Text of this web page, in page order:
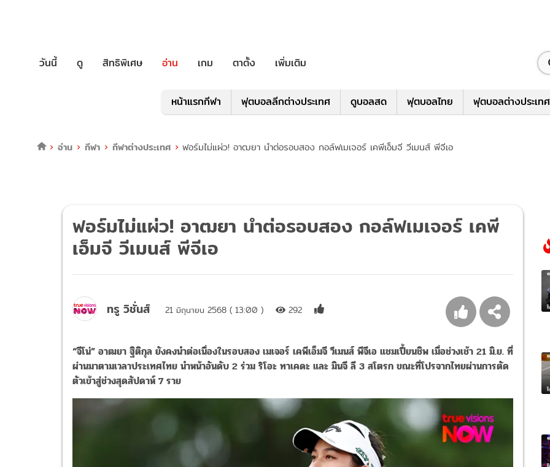
วันนี้ ดู สิทธิพิเศษ อ่าน เกม ตาตั้ง เพิ่มเติม
หน้าแรกกีฬา ฟุตบอลลีกต่างประเทศ ดูบอลสด ฟุตบอลไทย ฟุตบอลต่างประเทศ
อ่าน กีฬา กีฬาต่างประเทศ ฟอร์มไม่แผ่ว! อาฒยา นำต่อรอบสอง กอล์ฟเมเจอร์ เคพีเอ็มจี วีเมนส์ พีจีเอ
ฟอร์มไม่แผ่ว! อาฒยา นำต่อรอบสอง กอล์ฟเมเจอร์ เคพี
เอ็มจี วีเมนส์ พีจีเอ
ทรู วิชั่นส์ 21 มิถุนายน 2568 ( 13:00 ) 292
“จีโน่” อาฒยา ฐิติกุล ยังคงนำต่อเนื่องในรอบสอง เมเจอร์ เคพีเอ็มจี วีเมนส์ พีจีเอ แชมเปี้ยนชิพ เมื่อช่วงเช้า 21 มิ.ย. ที่
ผ่านมาตามเวลาประเทศไทย นำหน้าอันดับ 2 ร่วม ริโอะ ทาเคดะ และ มินจี ลี 3 สโตรก ขณะที่โปรจากไทยผ่านการตัด
ตัวเข้าสู่ช่วงสุดสัปดาห์ 7ราย